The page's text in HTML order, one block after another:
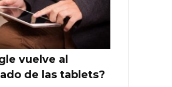
vuelve al
de las tablets?